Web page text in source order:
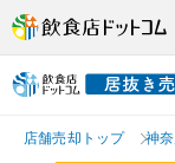
店舗売却トップ 神